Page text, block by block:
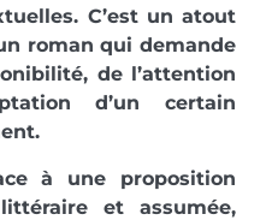
C’est un atout
roman qui demande
de l’attention
d’un certain
à une proposition
et assumée,